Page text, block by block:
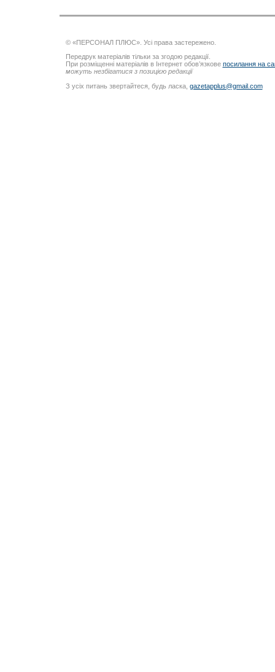
© «ПЕРСОНАЛ ПЛЮС». Усі права застережено.
Передрук матеріалів тільки за згодою редакції.
При розміщенні матеріалів в Інтернет обов’язкове посилання на
можуть незбігатися з позицією редакції
З усіх питань звертайтеся, будь ласка, gazetapplus@gmail.com